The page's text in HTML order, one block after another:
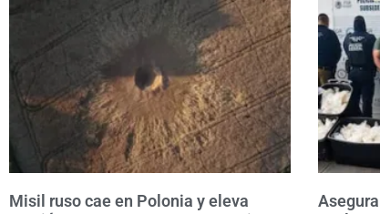
Misil ruso cae en Polonia y eleva